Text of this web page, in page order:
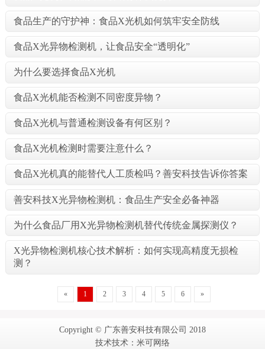
食品生产的守护神：食品X光机如何筑牢安全防线
食品X光异物检测机，让食品安全“透明化”
为什么要选择食品X光机
食品X光机能否检测不同密度异物？
食品X光机与普通检测设备有何区别？
食品X光机检测时需要注意什么？
食品X光机真的能替代人工质检吗？善安科技告诉你答案
善安科技X光异物检测机：食品生产安全必备神器
为什么食品厂用X光异物检测机替代传统金属探测仪？
X光异物检测机核心技术解析：如何实现高精度无损检
测？
« 1 2 3 4 5 6 »
Copyright © 广东善安科技有限公司 2018
技术技术：米可网络